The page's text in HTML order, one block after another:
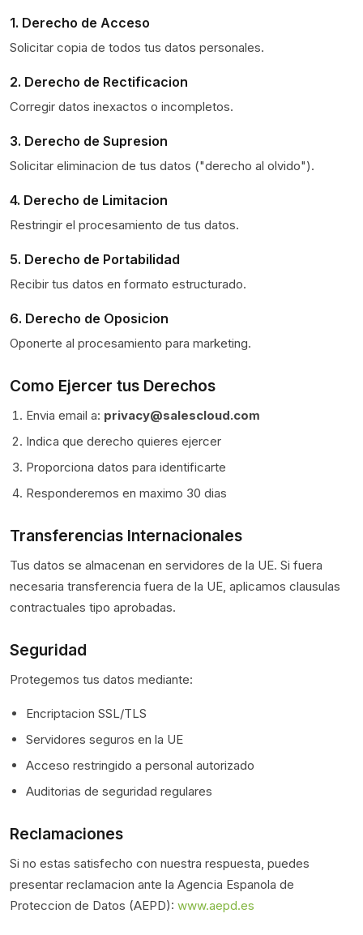
1. Derecho de Acceso
Solicitar copia de todos tus datos personales.
2. Derecho de Rectificacion
Corregir datos inexactos o incompletos.
3. Derecho de Supresion
Solicitar eliminacion de tus datos ("derecho al olvido").
4. Derecho de Limitacion
Restringir el procesamiento de tus datos.
5. Derecho de Portabilidad
Recibir tus datos en formato estructurado.
6. Derecho de Oposicion
Oponerte al procesamiento para marketing.
Como Ejercer tus Derechos
Envia email a: privacy@salescloud.com
Indica que derecho quieres ejercer
Proporciona datos para identificarte
Responderemos en maximo 30 dias
Transferencias Internacionales
Tus datos se almacenan en servidores de la UE. Si fuera
necesaria transferencia fuera de la UE, aplicamos clausulas
contractuales tipo aprobadas.
Seguridad
Protegemos tus datos mediante:
Encriptacion SSL/TLS
Servidores seguros en la UE
Acceso restringido a personal autorizado
Auditorias de seguridad regulares
Reclamaciones
Si no estas satisfecho con nuestra respuesta, puedes
presentar reclamacion ante la Agencia Espanola de
Proteccion de Datos (AEPD): www.aepd.es